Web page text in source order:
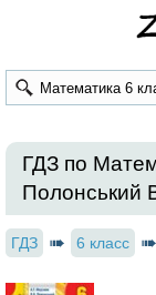
ГДЗ по
Полонський
ГДЗ 6 класс